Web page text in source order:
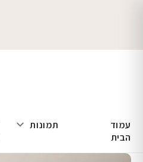
עמוד
הבית
תמונות